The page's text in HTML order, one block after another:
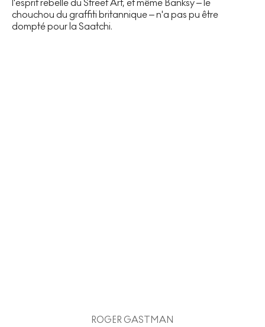
l'esprit rebelle du Street Art, et même Banksy – le
chouchou du graffiti britannique – n'a pas pu être
dompté pour la Saatchi.
ROGER GASTMAN